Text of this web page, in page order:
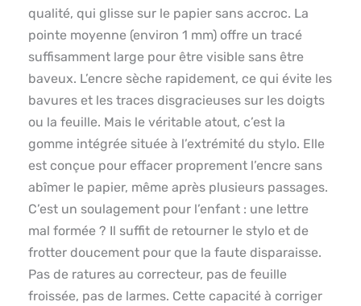
qualité, qui glisse sur le papier sans accroc. La
pointe moyenne (environ 1 mm) offre un tracé
suffisamment large pour être visible sans être
baveux. L’encre sèche rapidement, ce qui évite les
bavures et les traces disgracieuses sur les doigts
ou la feuille. Mais le véritable atout, c’est la
gomme intégrée située à l’extrémité du stylo. Elle
est conçue pour effacer proprement l’encre sans
abîmer le papier, même après plusieurs passages.
C’est un soulagement pour l’enfant : une lettre
mal formée ? Il suffit de retourner le stylo et de
frotter doucement pour que la faute disparaisse.
Pas de ratures au correcteur, pas de feuille
froissée, pas de larmes. Cette capacité à corriger